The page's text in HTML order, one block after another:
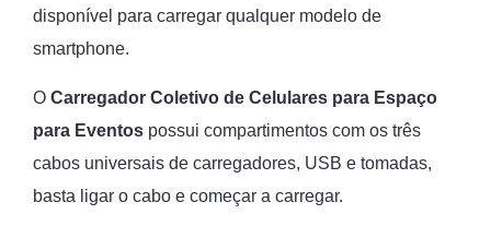
disponível para carregar qualquer modelo de
smartphone.
O Carregador Coletivo de Celulares para Espaço
para Eventos possui compartimentos com os três
cabos universais de carregadores, USB e tomadas,
basta ligar o cabo e começar a carregar.